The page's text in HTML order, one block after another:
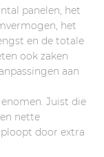
panelen, het
het
en de totale
ook zaken
aan
Juist die
nette
door extra